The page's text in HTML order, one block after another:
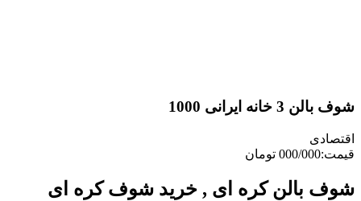
ایرانی 1000
کره ای , خرید شوف کره ای